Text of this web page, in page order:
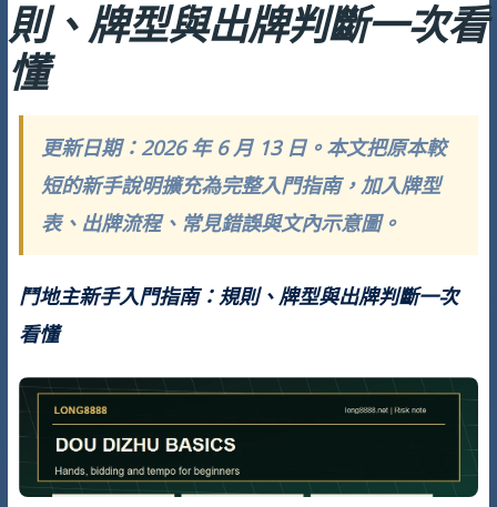
則、牌型與出牌判斷一次看
懂
更新日期：2026 年 6 月 13 日。本文把原本較
短的新手說明擴充為完整入門指南，加入牌型
表、出牌流程、常見錯誤與文內示意圖。
鬥地主新手入門指南：規則、牌型與出牌判斷一次
看懂